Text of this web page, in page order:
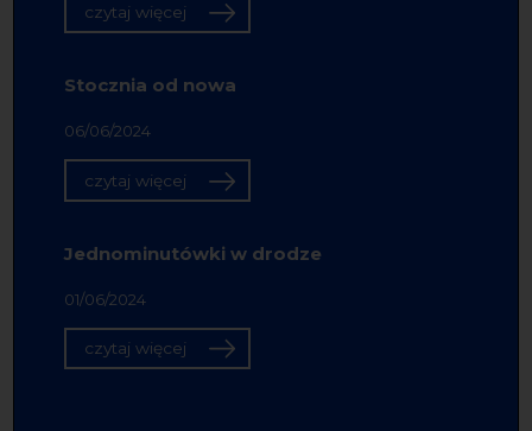
czytaj więcej
Stocznia od nowa
06/06/2024
czytaj więcej
Jednominutówki w drodze
01/06/2024
czytaj więcej